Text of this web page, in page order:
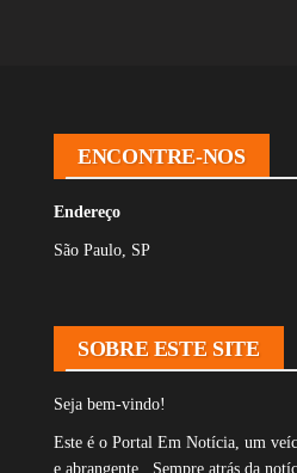
ENCONTRE-NOS
Endereço
São Paulo, SP
SOBRE ESTE SITE
Seja bem-vindo!
Este é o Portal Em Notícia, um
e abrangente. Sempre atrás da